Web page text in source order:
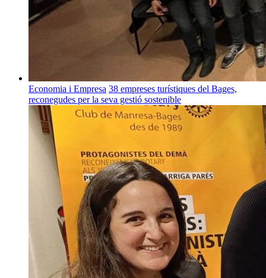
Economia i Empresa 38 empreses turístiques del Bages,
reconegudes per la seva gestió sostenible